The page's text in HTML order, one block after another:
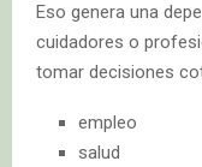
Eso genera una
cuidadores o
tomar decisiones
empleo
salud